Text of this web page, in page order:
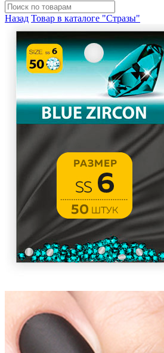
Назад Товар в каталоге "Стразы"